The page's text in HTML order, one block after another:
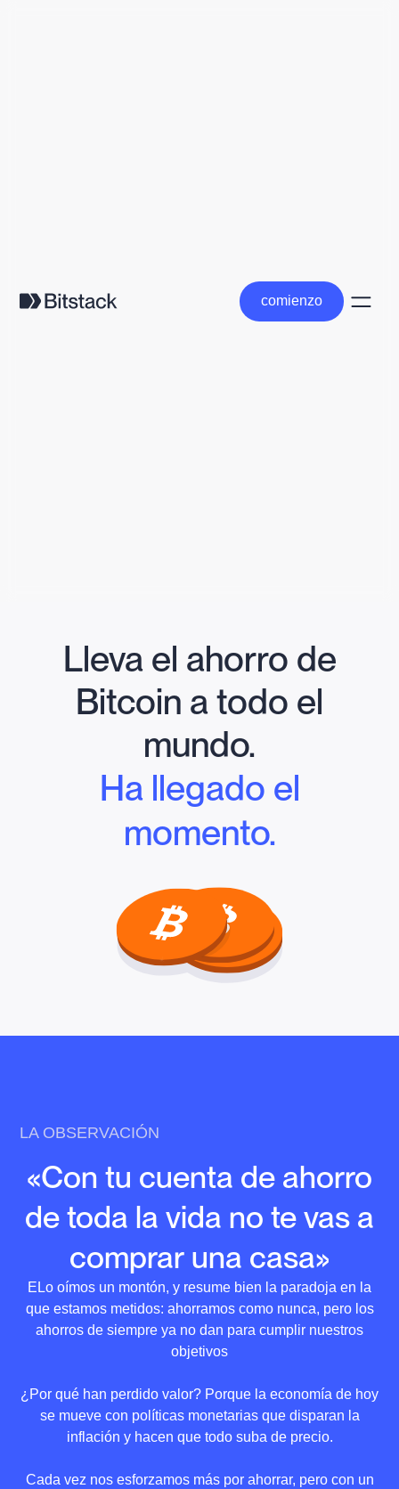
comienzo
comienzo
Lleva el ahorro de
Bitcoin a todo el
mundo.
Ha llegado el
momento.
LA OBSERVACIÓN
«Con tu cuenta de ahorro
de toda la vida no te vas a
comprar una casa»
ELo oímos un montón, y resume bien la paradoja en la
que estamos metidos: ahorramos como nunca, pero los
ahorros de siempre ya no dan para cumplir nuestros
objetivos
¿Por qué han perdido valor? Porque la economía de hoy
se mueve con políticas monetarias que disparan la
inflación y hacen que todo suba de precio.
Cada vez nos esforzamos más por ahorrar, pero con un